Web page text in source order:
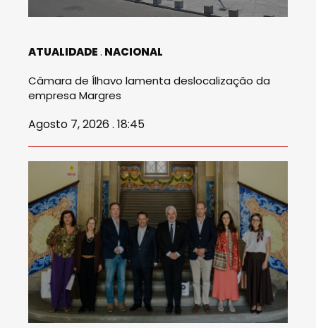
ATUALIDADE NACIONAL
Câmara de Ílhavo lamenta deslocalização da
empresa Margres
Agosto 7, 2026 . 18:45